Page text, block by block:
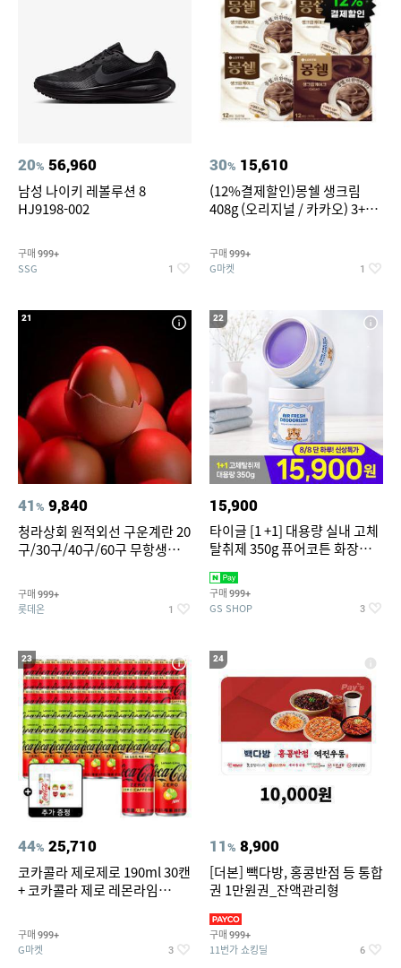
20% 56,960
남성 나이키 레볼루션 8
HJ9198-002
구매 999+
SSG 1
30% 15,610
(12%결제할인)몽쉘 생크림
408g (오리지널 / 카카오) 3+1
구매 999+
G마켓 1
21
41% 9,840
청라상회 원적외선 구운계란 20
구/30구/40구/60구 무항생제
구매 999+
롯데온 1
22
15,900
타이글 [1 +1] 대용량 실내 고체
탈취제 350g 퓨어코튼 화장실
구매 999+
GS SHOP 3
23
44% 25,710
코카콜라 제로제로 190ml 30캔
+ 코카콜라 제로 레몬라임
티커 세트
구매 999+
G마켓 3
24
11% 8,900
[더본] 빽다방, 홍콩반점 등 통합
권 1만원권_잔액관리형
구매 999+
11번가 쇼킹딜 6